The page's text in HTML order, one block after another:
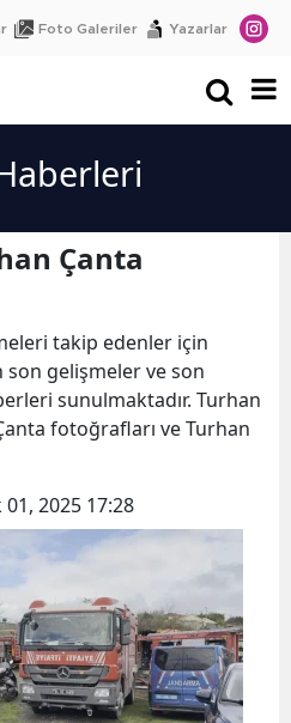
Foto Galeriler Yazarlar
Çanta
takip edenler için
son gelişmeler ve son
sunulmaktadır. Turhan
fotoğrafları ve Turhan
01, 2025 17:28